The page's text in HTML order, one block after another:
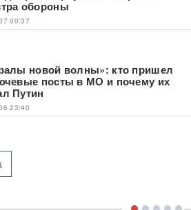
обороны
00:37
новой волны»: кто пришел
посты в МО и почему их
Путин
23:40